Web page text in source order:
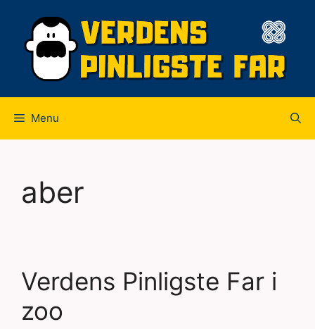
indhold
Menu
aber
Verdens Pinligste Far i
zoo